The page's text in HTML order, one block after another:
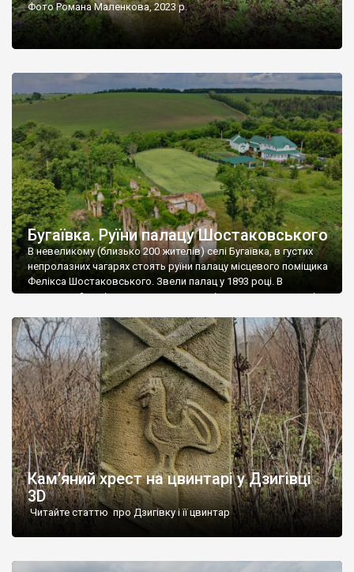
Фото Романа Маленкова, 2023 р.
Бугаївка. Руїни палацу Шостаковського
В невеликому (близько 200 жителів) селі Бугаївка, в густих
непролазних чагарях стоять руїни палацу місцевого поміщика
Фелікса Шостаковського. Звели палац у 1893 році. В
радянський період у ньому спочатку містилася школа, потім
століття тут розмістили туберкульозну лікарню. Коли із
палацу виїхала лікарня – ми точно не […]
Кам’яний хрест на цвинтарі у Дзигівці
3D
Читайте статтю про Дзигівку і її цвинтар